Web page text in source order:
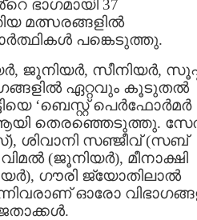
ഭാഗമായി 37
മത്സരങ്ങളിൽ
പങ്കെടുത്തു.
ജൂനിയർ, സീനിയർ,
ഏറ്റവും കൂടുതൽ
‘ബെസ്റ്റ് പെർഫോർമർ
ആയി തെരഞ്ഞെടുത്തു.
ശിവാനി സഞ്ജീവ് (സബ്
(ജൂനിയർ), മീനാക്ഷി
ഗൗരി ജ്യോതിലാൽ
ഓരോ